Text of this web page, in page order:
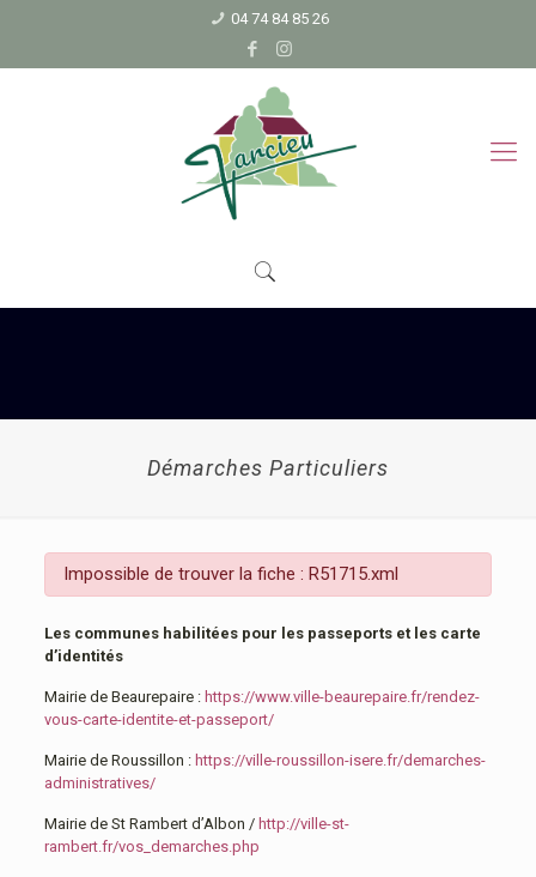
04 74 84 85 26
Démarches Particuliers
Impossible de trouver la fiche : R51715.xml
Les communes habilitées pour les passeports et les carte
d’identités
Mairie de Beaurepaire : https://www.ville-beaurepaire.fr/rendez-
vous-carte-identite-et-passeport/
Mairie de Roussillon : https://ville-roussillon-isere.fr/demarches-
administratives/
Mairie de St Rambert d’Albon / http://ville-st-
rambert.fr/vos_demarches.php